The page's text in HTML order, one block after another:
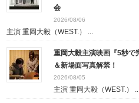
会
2026/08/06
主演 重岡大毅（WEST.） ...
重岡大毅主演映画『5秒で
＆新場面写真解禁！
2026/08/05
主演 重岡大毅（WEST.） ...